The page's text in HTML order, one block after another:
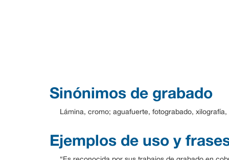
Sinónimos de grabado
Lámina, cromo; aguafuerte, fotograbado, xilografía,
Ejemplos de uso y